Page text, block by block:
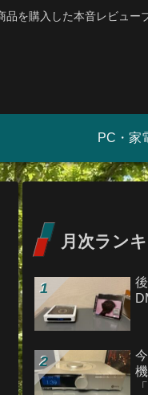
品を購入した本音レビュー
PC・家
月次ラン